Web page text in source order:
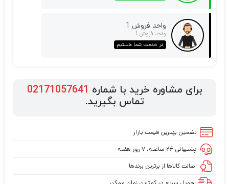
واحد فروش 1
واحد فروش 1
در خدمت شما هستیم
برای مشاوره خرید با شماره 02171057641
تماس بگیرید.
تضمین بهترین قیمت بازار
پشتیبانی ۲۴ ساعته، ۷ روز هفته
اصالت کالاها از برترین برندها